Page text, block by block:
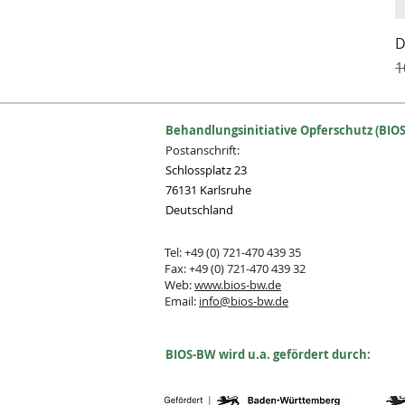
Behandlungsinitiative Opferschutz
Postanschrift:
Schlossplatz 23
76131 Karlsruhe
Deutschland
Tel: +49 (0) 721-470 439 35
Fax: +49 (0) 721-470 439 32
Web:www.bios-bw.de
Email: info@bios-bw.de
BIOS-BW wird u.a. gefördert durch: